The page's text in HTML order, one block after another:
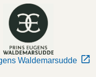
Waldemarsudde